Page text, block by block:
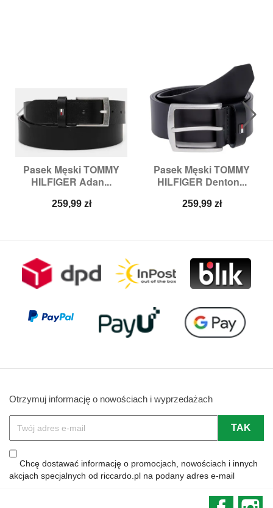
Pasek Męski TOMMY
HILFIGER Adan...
Cena
259,99 zł
Pasek Męski TOMMY
HILFIGER Denton...
Cena
259,99 zł
Otrzymuj informację o nowościach i wyprzedażach
Chcę dostawać informację o promocjach, nowościach i innych
akcjach specjalnych od riccardo.pl na podany adres e-mail